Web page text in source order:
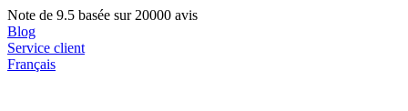
Note de 9.5 basée sur 20000 avis
Blog
Service client
Français